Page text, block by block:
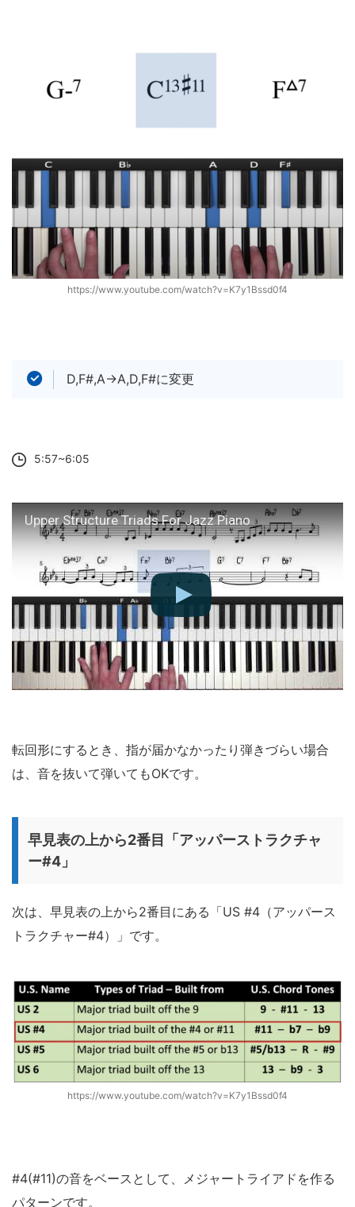
https://www.youtube.com/watch?v=K7y1Bssd0f4
D,F#,A→A,D,F#に変更
5:57~6:05
Upper Structure Triads For Jazz Piano
転回形にするとき、指が届かなかったり弾きづらい場合
は、音を抜いて弾いてもOKです。
早見表の上から2番目「アッパーストラクチャ
ー#4」
次は、早見表の上から2番目にある「US #4（アッパース
トラクチャー#4）」です。
https://www.youtube.com/watch?v=K7y1Bssd0f4
#4(#11)の音をベースとして、メジャートライアドを作る
パターンです。